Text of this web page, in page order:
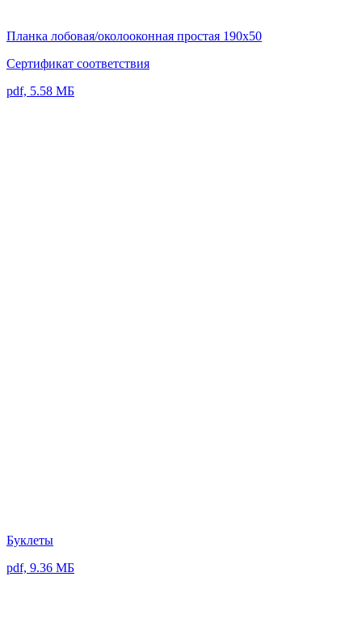
Планка лобовая/околооконная простая 190x50
Сертификат соответствия
pdf, 5.58 МБ
Буклеты
pdf, 9.36 МБ